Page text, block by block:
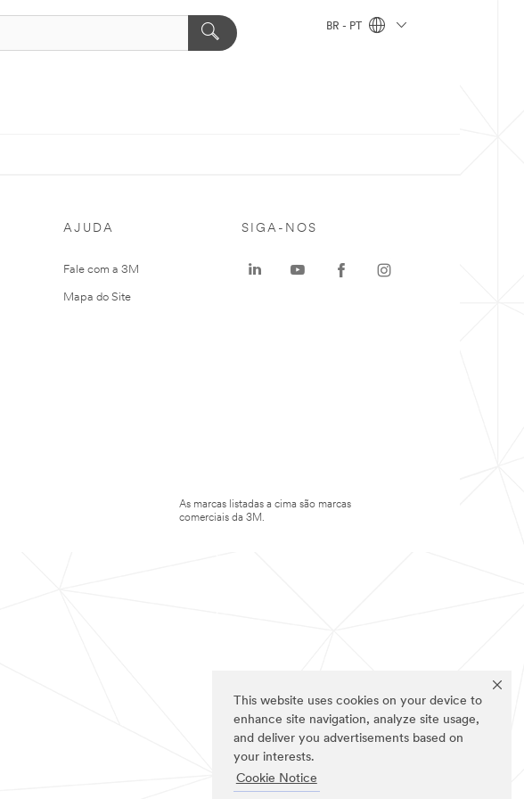
This website uses cookies on your device to
enhance site navigation, analyze site usage,
and deliver you advertisements based on
your interests.
Cookie Notice
BR - PT
AJUDA
Fale com a 3M
Mapa do Site
SIGA-NOS
As marcas listadas a cima são marcas
comerciais da 3M.